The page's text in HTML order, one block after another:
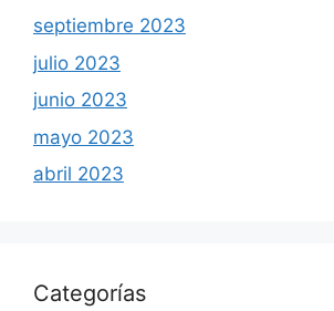
septiembre 2023
julio 2023
junio 2023
mayo 2023
abril 2023
Categorías